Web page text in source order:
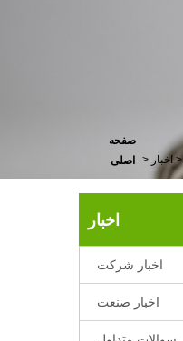
صفحه
اصلی
> اخبار >
اخبار
اخبار شرکت
اخبار صنعت